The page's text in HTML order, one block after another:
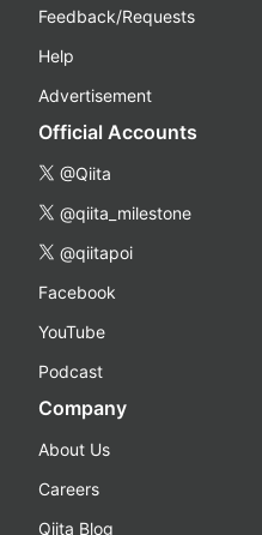
Feedback/Requests
Help
Advertisement
Official Accounts
@Qiita
@qiita_milestone
@qiitapoi
Facebook
YouTube
Podcast
Company
About Us
Careers
Qiita Blog